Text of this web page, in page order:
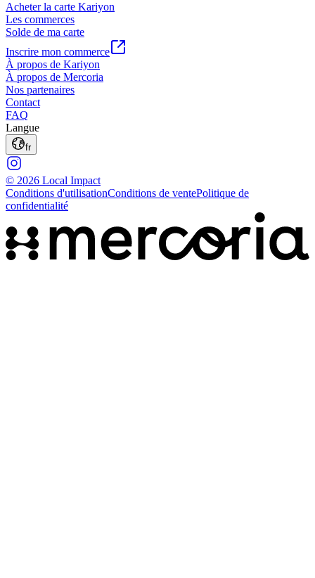
Acheter la carte Kariyon
Les commerces
Solde de ma carte
Inscrire mon commerce
À propos de Kariyon
À propos de Mercoria
Nos partenaires
Contact
FAQ
Langue
fr
© 2026 Local Impact
Conditions d'utilisationConditions de ventePolitique de
confidentialité